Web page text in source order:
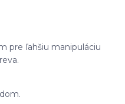
pre ľahšiu manipuláciu